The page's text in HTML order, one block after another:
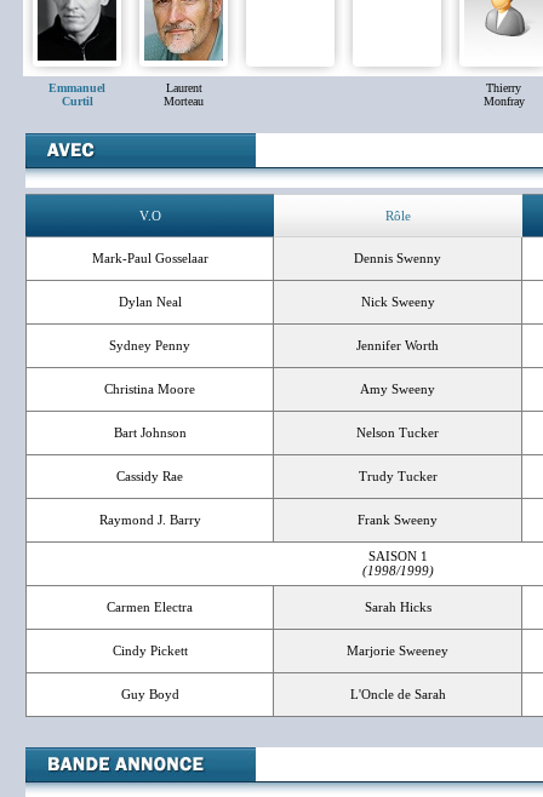
Emmanuel
Curtil
Laurent
Morteau
Thierry
Monfray
V.O Rôle
Mark-Paul Gosselaar Dennis Swenny
Dylan Neal Nick Sweeny
Sydney Penny Jennifer Worth
Christina Moore Amy Sweeny
Bart Johnson Nelson Tucker
Cassidy Rae Trudy Tucker
Raymond J. Barry Frank Sweeny
SAISON 1
(1998/1999)
Carmen Electra Sarah Hicks
Cindy Pickett Marjorie Sweeney
Guy Boyd L'Oncle de Sarah